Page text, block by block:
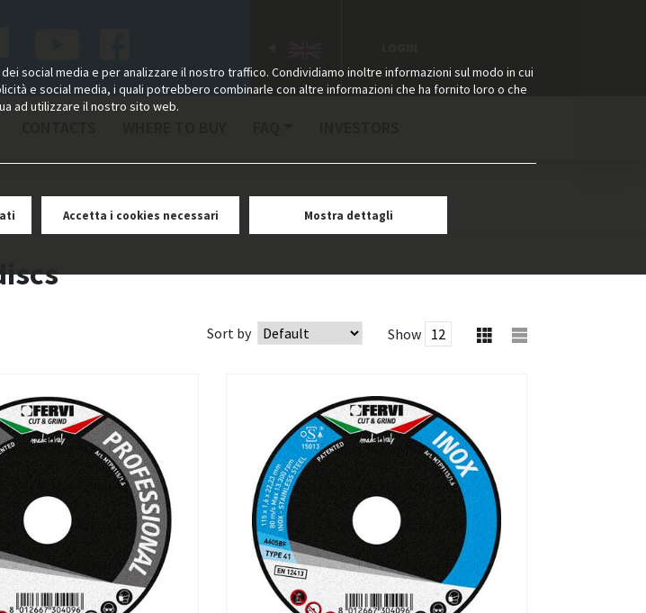
social media e per analizzare il nostro traffico. Condividiamo inoltre informazioni sul modo in cui
e social media, i quali potrebbero combinarle con altre informazioni che ha fornito loro o che
ad utilizzare il nostro sito web.
Accetta i cookies necessari Mostra dettagli
Show
Sort by